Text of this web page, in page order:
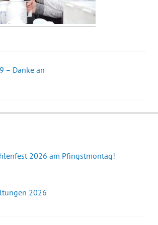
– Danke an
2026 am Pfingstmontag!
2026